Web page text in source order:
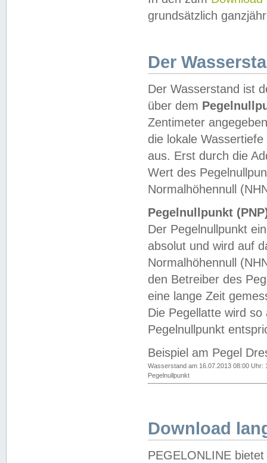
grundsätzlich
Der
Der Wasserstand ist
über dem
Zentimeter
die lokale
aus. Erst durch die
Wert des
Normalhöhennull
Pegelnullpunkt
Der Pegelnullpunkt
absolut und wird auf
Normalhöhennull
den Betreiber des
eine lange Zeit
Die Pegellatte wird
Pegelnullpunkt
Beispiel am Pegel
Wasserstand am 16.07.2013 08:00 Uhr:
Pegelnullpunkt
Download
PEGELONLINE